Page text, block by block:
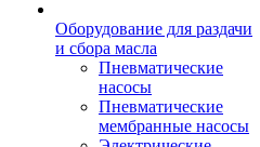
Оборудование для раздачи
и сбора масла
Пневматические
насосы
Пневматические
мембранные насосы